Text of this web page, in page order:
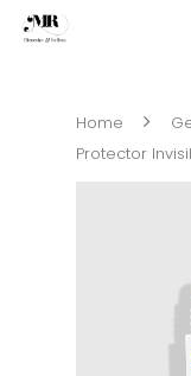
Hit enter to
Home
Protector